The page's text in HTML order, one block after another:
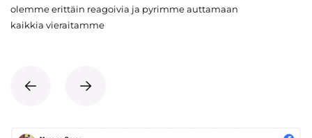
olemme erittäin reagoivia ja pyrimme auttamaan
kaikkia vieraitamme